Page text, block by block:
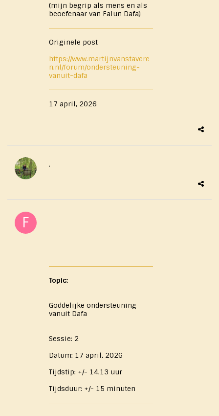
(mijn begrip als mens en als
beoefenaar van Falun Dafa)
Originele post
https://www.martijnvanstavere
n.nl/forum/ondersteuning-
vanuit-dafa
17 april, 2026
.
Topic:
Goddelijke ondersteuning
vanuit Dafa
Sessie: 2
Datum: 17 april, 2026
Tijdstip: +/- 14.13 uur
Tijdsduur: +/- 15 minuten